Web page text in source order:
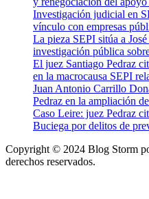
Investigación judicial en
vínculo con empresas
La pieza SEPI sitúa a
investigación pública
El juez Santiago Pedraz
en la macrocausa SEPI
Juan Antonio Carrillo
Pedraz en la ampliación
Caso Leire: juez Pedraz
Buciega por delitos de
Copyright © 2024 Blog Storm
derechos reservados.